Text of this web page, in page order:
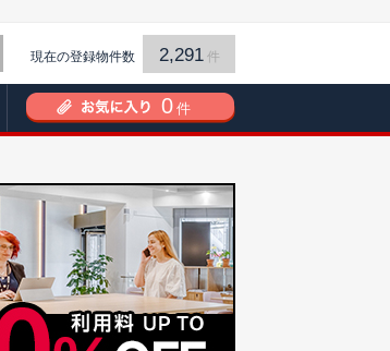
現在の登録物件数 2,291 件
0 件